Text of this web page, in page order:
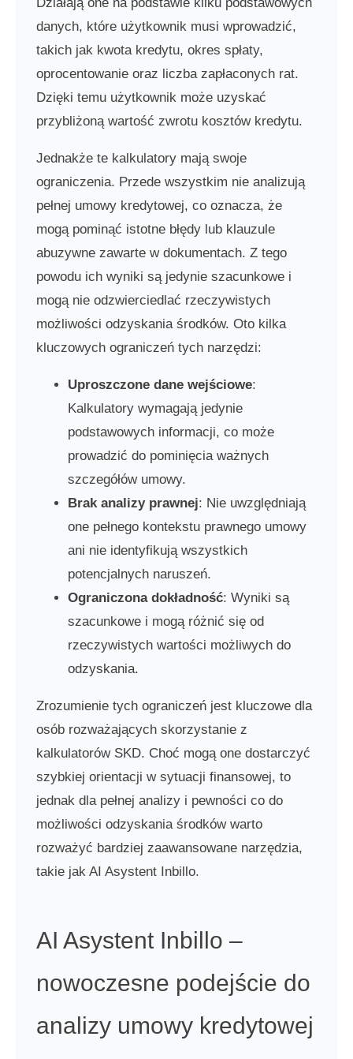
danych, które użytkownik musi wprowadzić,
takich jak kwota kredytu, okres spłaty,
oprocentowanie oraz liczba zapłaconych rat.
Dzięki temu użytkownik może uzyskać
przybliżoną wartość zwrotu kosztów kredytu.
Jednakże te kalkulatory mają swoje
ograniczenia. Przede wszystkim nie analizują
pełnej umowy kredytowej, co oznacza, że
mogą pominąć istotne błędy lub klauzule
abuzywne zawarte w dokumentach. Z tego
powodu ich wyniki są jedynie szacunkowe i
mogą nie odzwierciedlać rzeczywistych
możliwości odzyskania środków. Oto kilka
kluczowych ograniczeń tych narzędzi:
Uproszczone dane wejściowe:
Kalkulatory wymagają jedynie
podstawowych informacji, co może
prowadzić do pominięcia ważnych
szczegółów umowy.
Brak analizy prawnej: Nie uwzględniają
one pełnego kontekstu prawnego umowy
ani nie identyfikują wszystkich
potencjalnych naruszeń.
Ograniczona dokładność: Wyniki są
szacunkowe i mogą różnić się od
rzeczywistych wartości możliwych do
odzyskania.
Zrozumienie tych ograniczeń jest kluczowe dla
osób rozważających skorzystanie z
kalkulatorów SKD. Choć mogą one dostarczyć
szybkiej orientacji w sytuacji finansowej, to
jednak dla pełnej analizy i pewności co do
możliwości odzyskania środków warto
rozważyć bardziej zaawansowane narzędzia,
takie jak AI Asystent Inbillo.
AI Asystent Inbillo –
nowoczesne podejście do
analizy umowy kredytowej